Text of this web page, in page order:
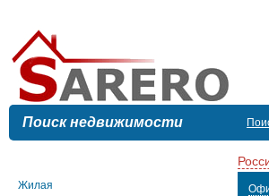
Поиск недвижимости
Жилая